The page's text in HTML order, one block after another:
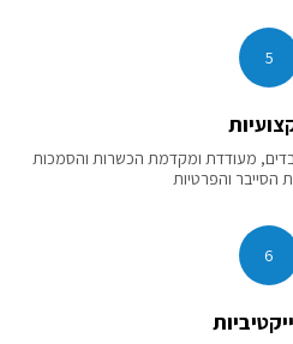
5
מעודדת ומקדמת הכשרות והסמכות
הסייבר והפרטיות
6